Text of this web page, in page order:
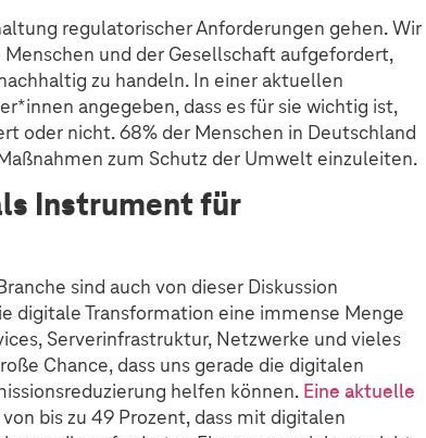
regulatorischer Anforderungen gehen. Wir
und der Gesellschaft aufgefordert,
zu handeln. In einer aktuellen
angegeben, dass es für sie wichtig ist,
oder nicht. 68% der Menschen in Deutschland
zum Schutz der Umwelt einzuleiten.
Instrument für
sind auch von dieser Diskussion
digitale Transformation eine immense Menge
Serverinfrastruktur, Netzwerke und vieles
Chance, dass uns gerade die digitalen
helfen können. Eine aktuelle
bis zu 49 Prozent, dass mit digitalen